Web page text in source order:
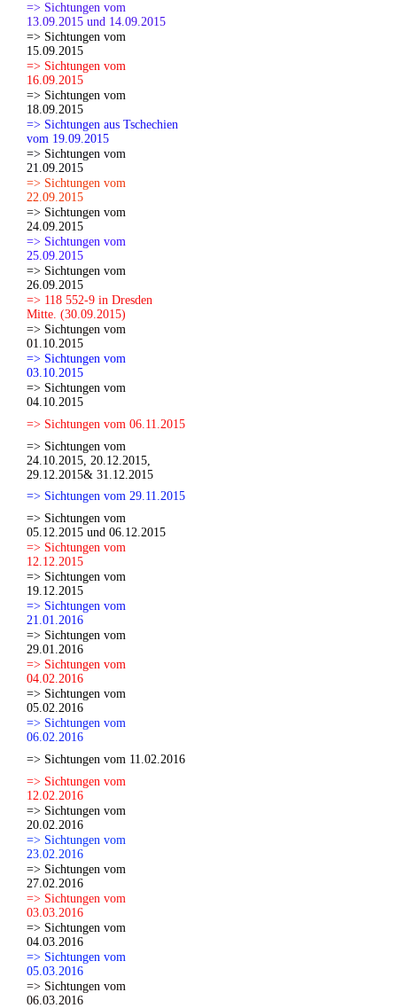
=> Sichtungen vom
13.09.2015 und 14.09.2015
=> Sichtungen vom
15.09.2015
=> Sichtungen vom
16.09.2015
=> Sichtungen vom
18.09.2015
=> Sichtungen aus Tschechien
vom 19.09.2015
=> Sichtungen vom
21.09.2015
=> Sichtungen vom
22.09.2015
=> Sichtungen vom
24.09.2015
=> Sichtungen vom
25.09.2015
=> Sichtungen vom
26.09.2015
=> 118 552-9 in Dresden
Mitte. (30.09.2015)
=> Sichtungen vom
01.10.2015
=> Sichtungen vom
03.10.2015
=> Sichtungen vom
04.10.2015
=> Sichtungen vom 06.11.2015
=> Sichtungen vom
24.10.2015, 20.12.2015,
29.12.2015& 31.12.2015
=> Sichtungen vom 29.11.2015
=> Sichtungen vom
05.12.2015 und 06.12.2015
=> Sichtungen vom
12.12.2015
=> Sichtungen vom
19.12.2015
=> Sichtungen vom
21.01.2016
=> Sichtungen vom
29.01.2016
=> Sichtungen vom
04.02.2016
=> Sichtungen vom
05.02.2016
=> Sichtungen vom
06.02.2016
=> Sichtungen vom 11.02.2016
=> Sichtungen vom
12.02.2016
=> Sichtungen vom
20.02.2016
=> Sichtungen vom
23.02.2016
=> Sichtungen vom
27.02.2016
=> Sichtungen vom
03.03.2016
=> Sichtungen vom
04.03.2016
=> Sichtungen vom
05.03.2016
=> Sichtungen vom
06.03.2016